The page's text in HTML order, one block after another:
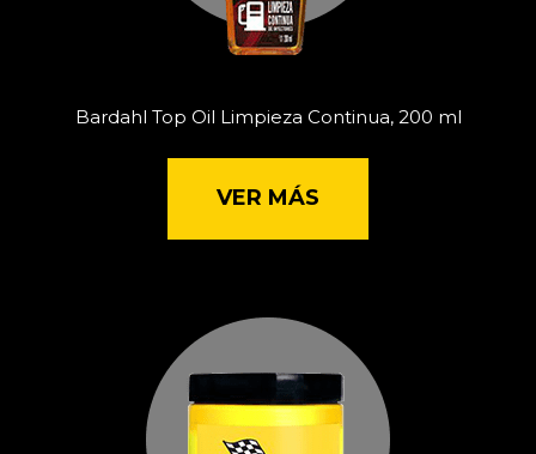
Bardahl Top Oil Limpieza Continua, 200 ml
VER MÁS